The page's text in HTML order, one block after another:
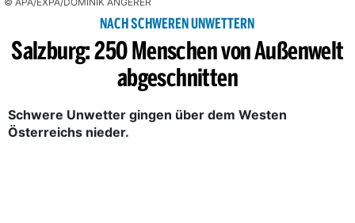
NACH SCHWEREN UNWETTERN
Salzburg: 250 Menschen von Außenwelt
abgeschnitten
Schwere Unwetter gingen über dem Westen
Österreichs nieder.